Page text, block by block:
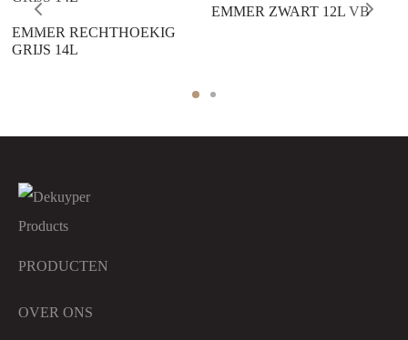
EMMER RECHTHOEKIG
GRIJS 14L
EMMER ZWART 12L VB
PRODUCTEN
OVER ONS